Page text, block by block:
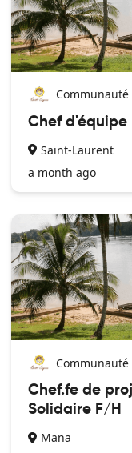
Chef d'équipe
Saint-Laurent
a month ago
Chef.fe de
Solidaire F/H
Mana